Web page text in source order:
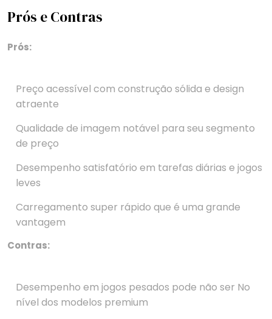
Prós e Contras
Prós:
Preço acessível com construção sólida e design
atraente
Qualidade de imagem notável para seu segmento
de preço
Desempenho satisfatório em tarefas diárias e jogos
leves
Carregamento super rápido que é uma grande
vantagem
Contras:
Desempenho em jogos pesados pode não ser No
nível dos modelos premium